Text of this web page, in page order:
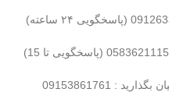
: 09153861761